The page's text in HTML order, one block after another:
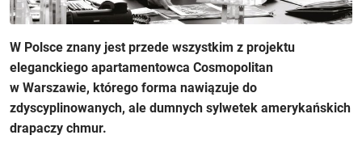
W Polsce znany jest przede wszystkim z projektu
eleganckiego apartamentowca Cosmopolitan
w Warszawie, którego forma nawiązuje do
zdyscyplinowanych, ale dumnych sylwetek amerykańskich
drapaczy chmur.